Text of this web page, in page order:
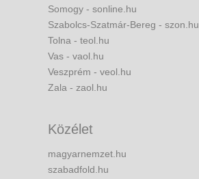
Somogy - sonline.hu
Szabolcs-Szatmár-Bereg - szon.hu
Tolna - teol.hu
Vas - vaol.hu
Veszprém - veol.hu
Zala - zaol.hu
Közélet
magyarnemzet.hu
szabadfold.hu